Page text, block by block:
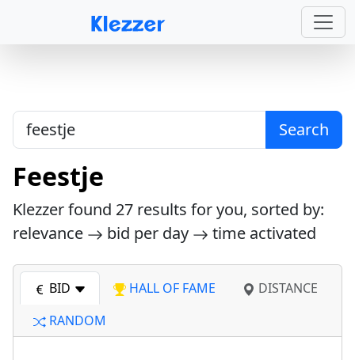
Search
Feestje
Klezzer found 27 results for you, sorted by:
relevance
bid per day time activated
BID HALL OF FAME
DISTANCE
RANDOM